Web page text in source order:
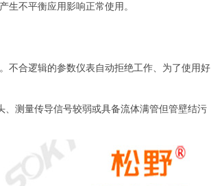
生不平衡应用影响正常使用。
不合逻辑的参数仪表自动拒绝工作、为了使用好
测量传导信号较弱或具备流体满管但管壁结污